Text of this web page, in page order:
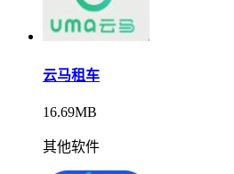
云马租车
16.69MB
其他软件